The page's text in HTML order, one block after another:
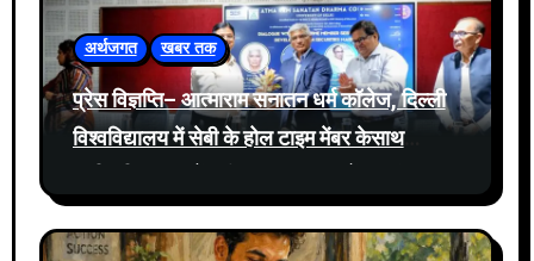
अर्थजगत खबर तक
प्रेस विज्ञप्ति– आत्माराम सनातन धर्म कॉलेज, दिल्ली
विश्वविद्यालय में सेबी के होल टाइम मेंबर केसाथ
आयोजित